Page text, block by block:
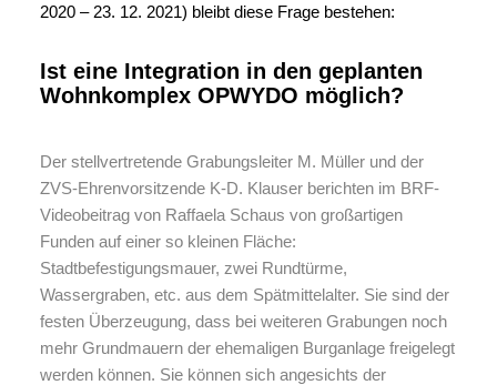
2020 – 23. 12. 2021) bleibt diese Frage bestehen:
Ist eine Integration in den geplanten
Wohnkomplex OPWYDO möglich?
Der stellvertretende Grabungsleiter M. Müller und der
ZVS-Ehrenvorsitzende K-D. Klauser berichten im BRF-
Videobeitrag von Raffaela Schaus von großartigen
Funden auf einer so kleinen Fläche:
Stadtbefestigungsmauer, zwei Rundtürme,
Wassergraben, etc. aus dem Spätmittelalter. Sie sind der
festen Überzeugung, dass bei weiteren Grabungen noch
mehr Grundmauern der ehemaligen Burganlage freigelegt
werden können. Sie können sich angesichts der